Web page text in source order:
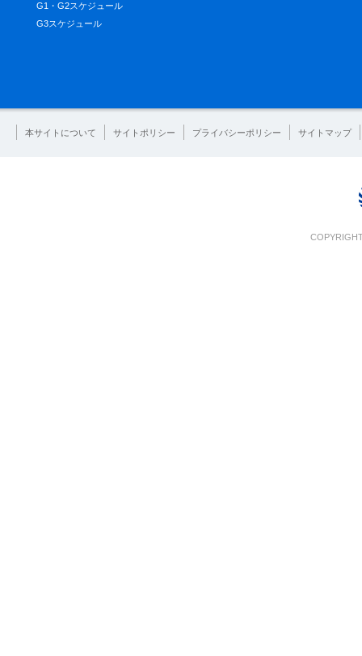
G1・G2スケジュール
G3スケジュール
本サイトについて サイトポリシー プライバシーポリシー サイトマップ